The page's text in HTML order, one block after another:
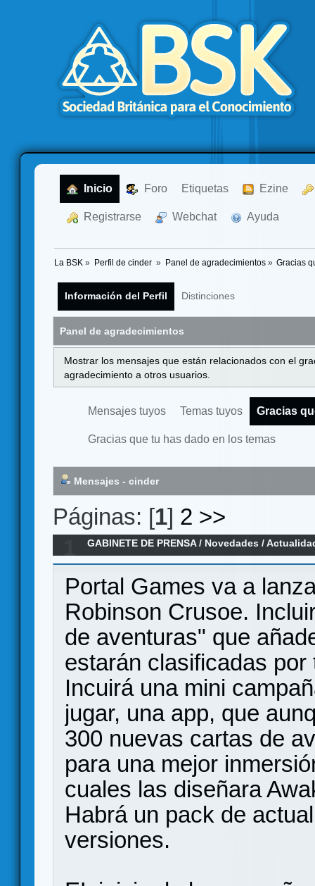
Inicio Foro Etiquetas Ezine
Registrarse Webchat Ayuda
La BSK » Perfil de cinder » Panel de agradecimientos» Gracias
Información del Perfil Distinciones
Panel de agradecimientos
Mostrar los mensajes que están relacionados con el
agradecimiento a otros usuarios.
Mensajes tuyos Temas tuyos Gracias
Gracias que tu has dado en los temas
Mensajes - cinder
Páginas: [1] 2 >>
GABINETE DE PRENSA/ Novedades /
del Robinson Crusoe
Portal Games va a
Robinson Crusoe.
de aventuras" que
estarán clasificadas
Incuirá una mini
jugar, una app, que
300 nuevas cartas de
para una mejor
cuales las diseñara
Habrá un pack de
versiones.